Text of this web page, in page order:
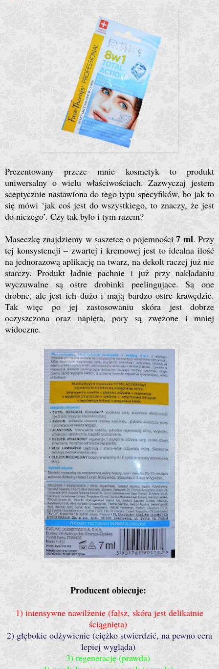
Prezentowany przeze mnie kosmetyk to produkt
uniwersalny o wielu właściwościach. Zazwyczaj jestem
sceptycznie nastawiona do tego typu specyfików, bo jak to
się mówi ‘jak coś jest do wszystkiego, to znaczy, że jest
do niczego’. Czy tak było i tym razem?
Maseczkę znajdziemy w saszetce o pojemności7 ml. Przy
tej konsystencji – zwartej i kremowej jest to idealna ilość
na jednorazową aplikację na twarz, na dekolt raczej już nie
starczy. Produkt ładnie pachnie i już przy nakładaniu
wyczuwalne są ostre drobinki peelingujące. Są one
drobne, ale jest ich dużo i mają bardzo ostre krawędzie.
Tak więc po jej zastosowaniu skóra jest dobrze
oczyszczona oraz napięta, pory są zwężone i mniej
widoczne.
Producent obiecuje:
1) intensywne nawilżenie (fałsz, skóra jest delikatnie
ściągnięta)
2) głębokie odżywienie (ciężko stwierdzić, na pewno cera
lepiej wygląda)
3) regenerację (prawda)